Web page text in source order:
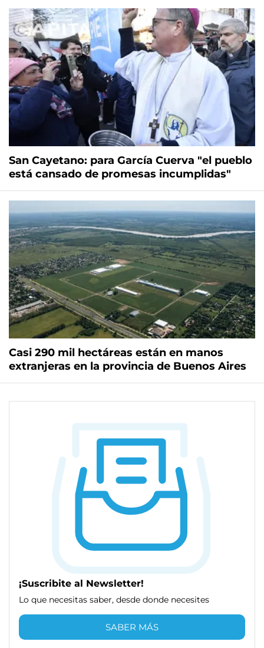
San Cayetano: para García Cuerva "el pueblo
está cansado de promesas incumplidas"
Casi 290 mil hectáreas están en manos
extranjeras en la provincia de Buenos Aires
¡Suscribite al Newsletter!
Lo que necesitas saber, desde donde necesites
SABER MÁS